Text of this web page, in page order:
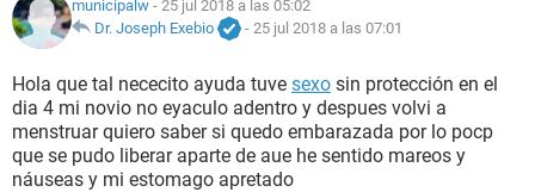
NUTRICIÓN
BIENESTAR
SEXUALIDAD
municipalw - 25 jul 2018 a las 05:02
Dr. Joseph Exebio
- 25 jul 2018 a las 07:01
Hola que tal nececito ayuda tuve sexo sin protección en el
dia 4 mi novio no eyaculo adentro y despues volvi a
menstruar quiero saber si quedo embarazada por lo pocp
que se pudo liberar aparte de aue he sentido mareos y
náuseas y mi estomago apretado